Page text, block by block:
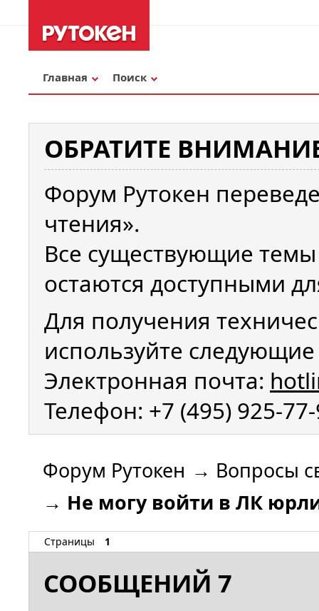
Главная Поиск
ОБРАТИТЕ
Форум Рутокен
чтения».
Все существующие
остаются доступными
Для получения
используйте
Электронная почта:
Телефон: +7 (495) 925-
Форум Рутокен → Вопросы
→ Не могу войти в ЛК
Страницы 1
СООБЩЕНИЙ 7